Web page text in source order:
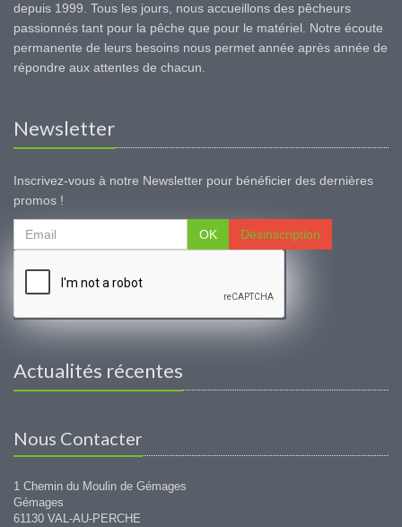
depuis 1999. Tous les jours, nous accueillons des pêcheurs
passionnés tant pour la pêche que pour le matériel. Notre écoute
permanente de leurs besoins nous permet année après année de
répondre aux attentes de chacun.
Newsletter
Inscrivez-vous à notre Newsletter pour bénéficier des dernières
promos !
OK Désinscription
Actualités récentes
Nous Contacter
1 Chemin du Moulin de Gémages
Gémages
61130 VAL-AU-PERCHE